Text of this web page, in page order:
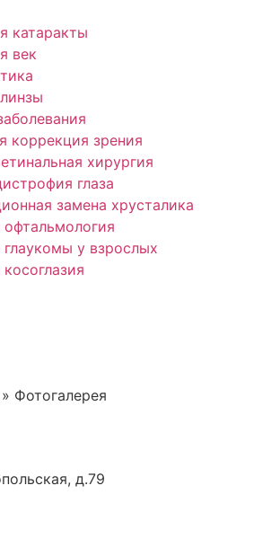
катаракты
век
коррекция зрения
хирургия
глаза
замена хрусталика
глаукомы у взрослых
» Фотогалерея
д.79